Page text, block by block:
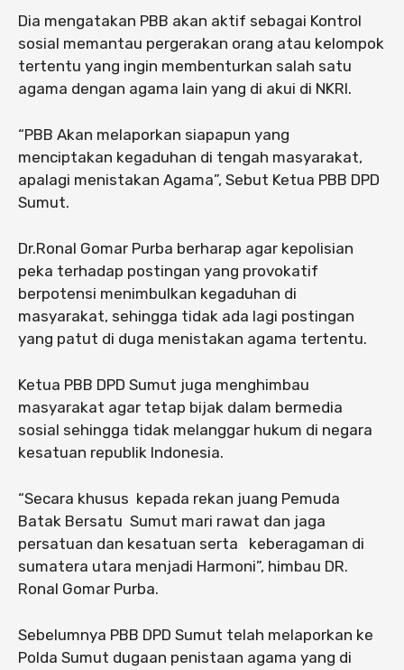
Dia mengatakan PBB akan aktif sebagai Kontrol
sosial memantau pergerakan orang atau kelompok
tertentu yang ingin membenturkan salah satu
agama dengan agama lain yang di akui di NKRI.
“PBB Akan melaporkan siapapun yang
menciptakan kegaduhan di tengah masyarakat,
apalagi menistakan Agama”, Sebut Ketua PBB DPD
Sumut.
Dr.Ronal Gomar Purba berharap agar kepolisian
peka terhadap postingan yang provokatif
berpotensi menimbulkan kegaduhan di
masyarakat, sehingga tidak ada lagi postingan
yang patut di duga menistakan agama tertentu.
Ketua PBB DPD Sumut juga menghimbau
masyarakat agar tetap bijak dalam bermedia
sosial sehingga tidak melanggar hukum di negara
kesatuan republik Indonesia.
“Secara khusus kepada rekan juang Pemuda
Batak Bersatu Sumut mari rawat dan jaga
persatuan dan kesatuan serta keberagaman di
sumatera utara menjadi Harmoni”, himbau DR.
Ronal Gomar Purba.
Sebelumnya PBB DPD Sumut telah melaporkan ke
Polda Sumut dugaan penistaan agama yang di